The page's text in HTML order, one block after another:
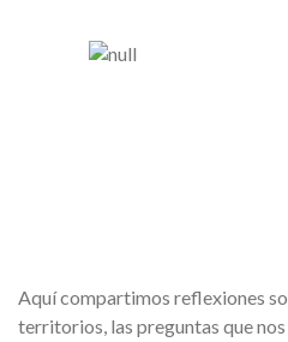
Aquí compartimos reflexiones
territorios, las preguntas que